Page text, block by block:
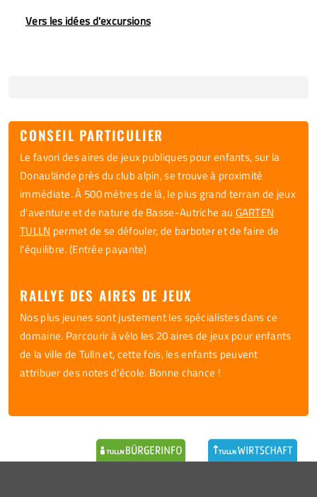
Vers les idées d'excursions
CONSEIL PARTICULIER
Le favori des aires de jeux publiques pour enfants, sur la
Donaulände près du club alpin, se trouve à proximité
immédiate. À 500 mètres de là, le plus grand terrain de jeux
d'aventure et de nature de Basse-Autriche au GARTEN
TULLN permet de se défouler, de barboter et de faire de
l'équilibre. (Entrée payante)
RALLYE DES AIRES DE JEUX
Nos plus jeunes sont justement les spécialistes dans ce
domaine. Parcourir à vélo les 20 aires de jeux pour enfants
de la ville de Tulln et, cette fois, les enfants peuvent
attribuer des notes d'école. Bonne chance !